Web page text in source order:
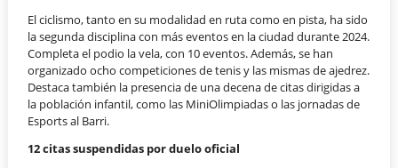
El ciclismo, tanto en su modalidad en ruta como en pista, ha sido
la segunda disciplina con más eventos en la ciudad durante 2024.
Completa el podio la vela, con 10 eventos. Además, se han
organizado ocho competiciones de tenis y las mismas de ajedrez.
Destaca también la presencia de una decena de citas dirigidas a
la población infantil, como las MiniOlimpiadas o las jornadas de
Esports al Barri.
12 citas suspendidas por duelo oficial